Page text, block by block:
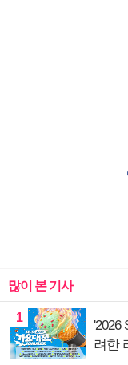
많이 본 기사
1
'2026
려한